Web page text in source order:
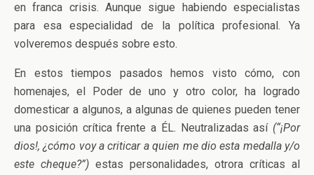
en franca crisis. Aunque sigue habiendo especialistas
para esa especialidad de la política profesional. Ya
volveremos después sobre esto.
En estos tiempos pasados hemos visto cómo, con
homenajes, el Poder de uno y otro color, ha logrado
domesticar a algunos, a algunas de quienes pueden tener
una posición crítica frente a ÉL. Neutralizadas así (“¡Por
dios!, ¿cómo voy a criticar a quien me dio esta medalla y/o
este cheque?”) estas personalidades, otrora críticas al